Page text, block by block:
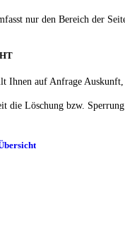
nur den Bereich der
Ihnen auf Anfrage Auskunft,
die Löschung bzw.